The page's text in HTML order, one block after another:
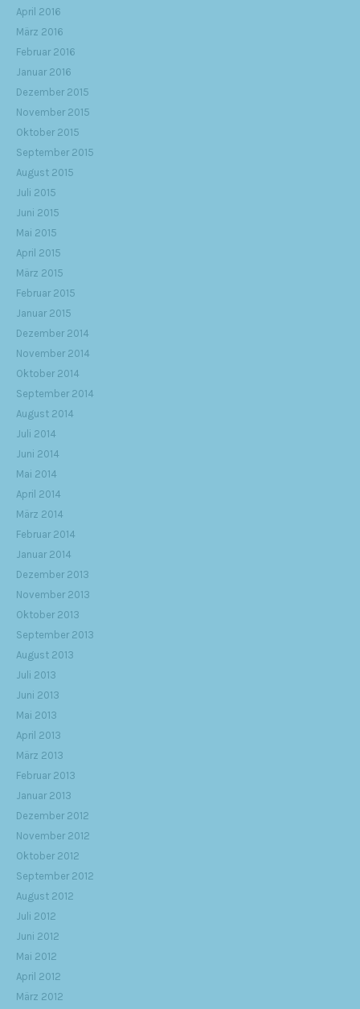
April 2016
März 2016
Februar 2016
Januar 2016
Dezember 2015
November 2015
Oktober 2015
September 2015
August 2015
Juli 2015
Juni 2015
Mai 2015
April 2015
März 2015
Februar 2015
Januar 2015
Dezember 2014
November 2014
Oktober 2014
September 2014
August 2014
Juli 2014
Juni 2014
Mai 2014
April 2014
März 2014
Februar 2014
Januar 2014
Dezember 2013
November 2013
Oktober 2013
September 2013
August 2013
Juli 2013
Juni 2013
Mai 2013
April 2013
März 2013
Februar 2013
Januar 2013
Dezember 2012
November 2012
Oktober 2012
September 2012
August 2012
Juli 2012
Juni 2012
Mai 2012
April 2012
März 2012